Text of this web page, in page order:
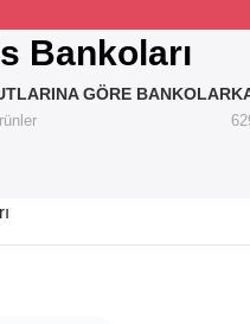
Bankoları
GÖRE BANKOLAR